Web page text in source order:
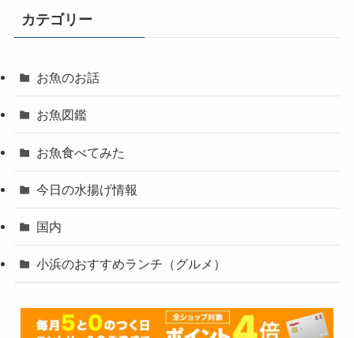
カテゴリー
お魚のお話
お魚図鑑
お魚食べてみた
今日の水揚げ情報
国内
小浜のおすすめランチ（グルメ）